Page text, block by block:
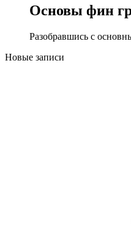
Основы фин
Разобравшись с
Новые записи